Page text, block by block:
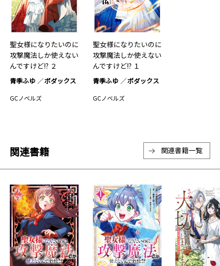
聖女様になりたいのに
攻撃魔法しか使えない
んですけど!? ２
青季ふゆ ボダックス
GCノベルズ
聖女様になりたいのに
攻撃魔法しか使えない
んですけど!? １
青季ふゆ ボダックス
GCノベルズ
関連書籍 関連書籍一覧